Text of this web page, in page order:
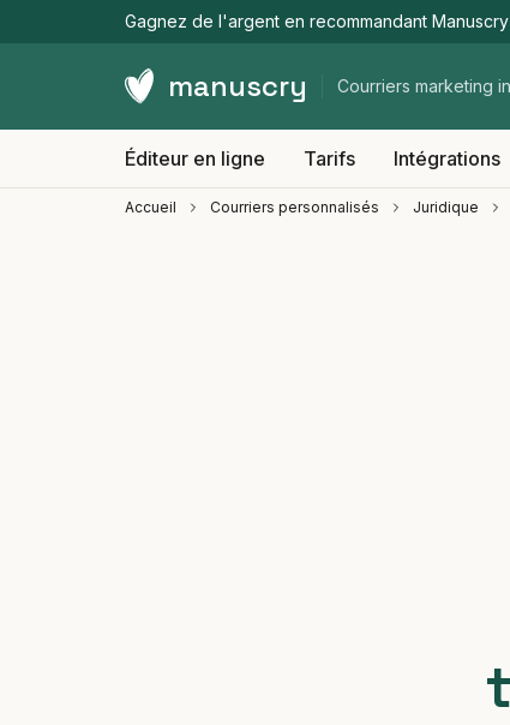
Gagnez de l'argent en recommandant Manuscry
manuscry Courriers marketing
Éditeur en ligne Tarifs Intégrations
Accueil Courriers personnalisés Juridique